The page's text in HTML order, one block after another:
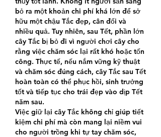
bỏ ra một khoản chi phí khá lớn để sở
hữu một chậu Tắc đẹp, cân đối và
nhiều quả. Tuy nhiên, sau Tết, phần lớn
cây Tắc bị bỏ đi vì người chơi cây cho
rằng việc chăm sóc lại rất khó hoặc tốn
công. Thực tế, nếu nắm vững kỹ thuật
và chăm sóc đúng cách, cây Tắc sau Tết
hoàn toàn có thể phục hồi, sinh trưởng
tốt và tiếp tục cho trái đẹp vào dịp Tết
năm sau.
Việc giữ lại cây Tắc không chỉ giúp tiết
kiệm chi phí mà còn mang lại niềm vui
cho người trồng khi tự tay chăm sóc,